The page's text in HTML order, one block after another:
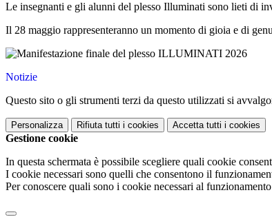
Le insegnanti e gli alunni del plesso Illuminati sono lieti di
Il 28 maggio rappresenteranno un momento di gioia e di
Notizie
Questo sito o gli strumenti terzi da questo utilizzati si
Personalizza Rifiuta tutti i cookies Accetta tutti i cookies
Gestione cookie
In questa schermata è possibile scegliere quali cookie
I cookie necessari sono quelli che consentono il
Per conoscere quali sono i cookie necessari al